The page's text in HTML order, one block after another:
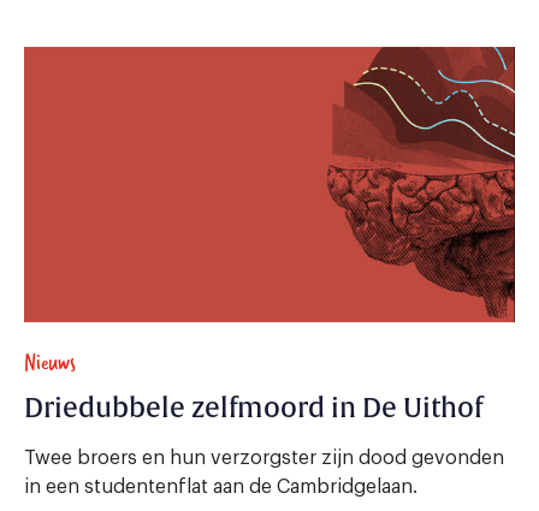
Nieuws
Driedubbele zelfmoord in De Uithof
Twee broers en hun verzorgster zijn dood gevonden
in een studentenflat aan de Cambridgelaan.